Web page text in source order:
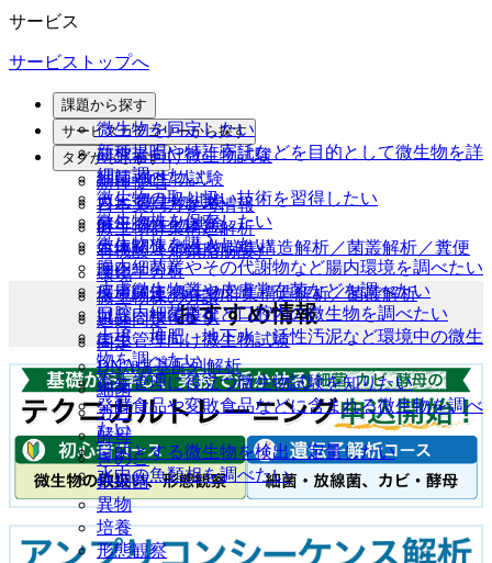
サービス
サービストップへ
課題から探す
微生物を同定したい
新種提唱や特許寄託などを目的として微生物を詳
細に調べたい
微生物の取り扱い技術を習得したい
微生物株を保存したい
微生物株を購入したい
腸内細菌叢やその代謝物など腸内環境を調べたい
皮膚微生物叢や皮膚常在菌などを調べたい
口腔内細菌叢など口腔内の微生物を調べたい
土壌、堆肥、地下水、活性汚泥など環境中の微生
物を調べたい
衛生管理に役立つ微生物試験を知りたい
発酵食品や変敗食品などに含まれる微生物を調べ
たい
目的とする微生物を検出、定量したい
水中の魚類相を調べたい
サービスカテゴリーから探す
研究者向け微生物試験
細菌 微生物試験
カビ 微生物試験
酵母 微生物試験
生体関連 微生物群集構造解析／菌叢解析／糞便
理化学分析
環境関連 微生物群集構造解析／菌叢解析
製品・技術提供
衛生管理向け微生物試験
タグからさがす
新種提唱
日本薬局方参考情報
微生物群集構造解析
有機酸（短鎖脂肪酸）
環境
微生物株の分譲
迅速同定
同定
DNA塩基配列解析
細菌
カビ
酵母
きのこ
鉄細菌
異物
培養
形態観察
おすすめ情報